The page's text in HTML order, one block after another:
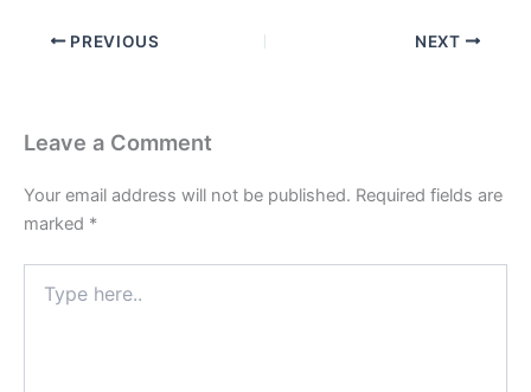
PREVIOUS NEXT
Leave a Comment
Your email address will not be published. Required fields are
marked *
here..